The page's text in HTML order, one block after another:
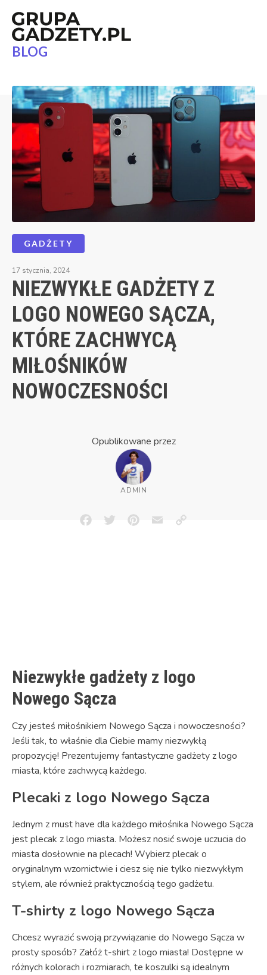
BLOG
GADŻETY
17 stycznia, 2024
NIEZWYKŁE GADŻETY Z
LOGO NOWEGO SĄCZA,
KTÓRE ZACHWYCĄ
MIŁOŚNIKÓW
NOWOCZESNOŚCI
Opublikowane przez
ADMIN
FacebookTwitterPinterestEmailCopy
Niezwykłe gadżety z logo
Nowego Sącza
Czy jesteś miłośnikiem Nowego Sącza i nowoczesności?
Jeśli tak, to właśnie dla Ciebie mamy niezwykłą
propozycję! Prezentujemy fantastyczne gadżety z logo
miasta, które zachwycą każdego.
Plecaki z logo Nowego Sącza
Jednym z must have dla każdego miłośnika Nowego Sącza
jest plecak z logo miasta. Możesz nosić swoje uczucia do
miasta dosłownie na plecach! Wybierz plecak o
oryginalnym wzornictwie i ciesz się nie tylko niezwykłym
stylem, ale również praktycznością tego gadżetu.
T-shirty z logo Nowego Sącza
Chcesz wyrazić swoją przywiązanie do Nowego Sącza w
prosty sposób? Załóż t-shirt z logo miasta! Dostępne w
różnych kolorach i rozmiarach, te koszulki są idealnym